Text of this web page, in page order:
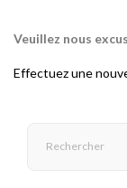
Veuillez nous
Effectuez une